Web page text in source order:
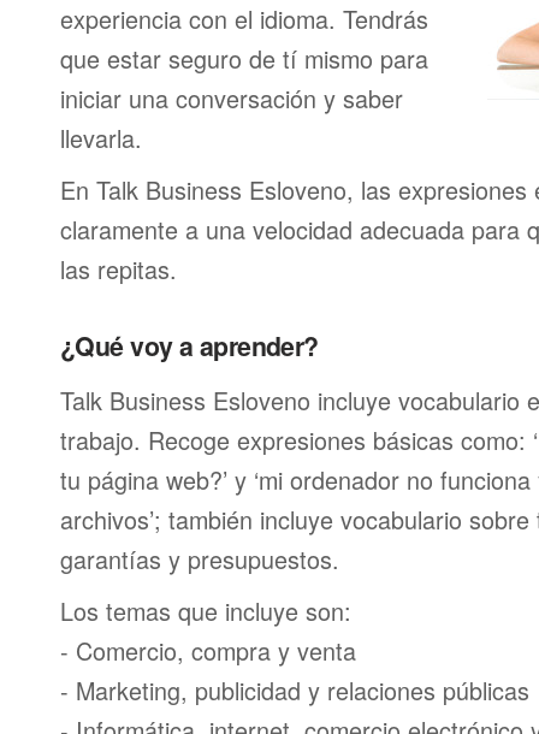
experiencia con el idioma. Tendrás
que estar seguro de tí mismo para
iniciar una conversación y saber
llevarla.
En Talk Business Esloveno, las
claramente a una velocidad adecuada para
las repitas.
¿Qué voy a aprender?
Talk Business Esloveno incluye vocabulario
trabajo. Recoge expresiones básicas como:
tu página web?’ y ‘mi ordenador no
archivos’; también incluye vocabulario
garantías y presupuestos.
Los temas que incluye son:
- Comercio, compra y venta
- Marketing, publicidad y relaciones públicas